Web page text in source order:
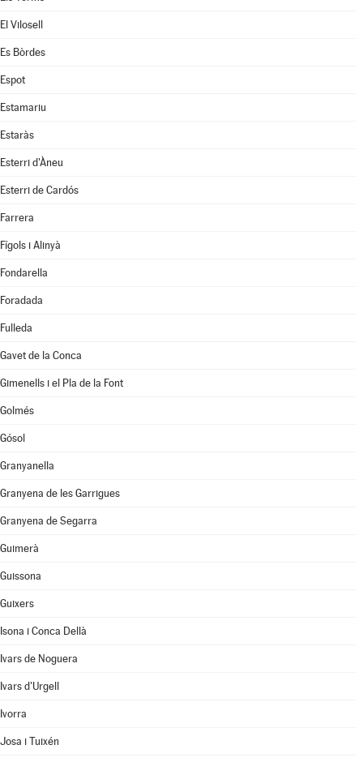
El Vilosell
Es Bòrdes
Espot
Estamariu
Estaràs
Esterri d'Àneu
Esterri de Cardós
Farrera
Fígols i Alinyà
Fondarella
Foradada
Fulleda
Gavet de la Conca
Gimenells i el Pla de la Font
Golmés
Gósol
Granyanella
Granyena de les Garrigues
Granyena de Segarra
Guimerà
Guissona
Guixers
Isona i Conca Dellà
Ivars de Noguera
Ivars d'Urgell
Ivorra
Josa i Tuixén